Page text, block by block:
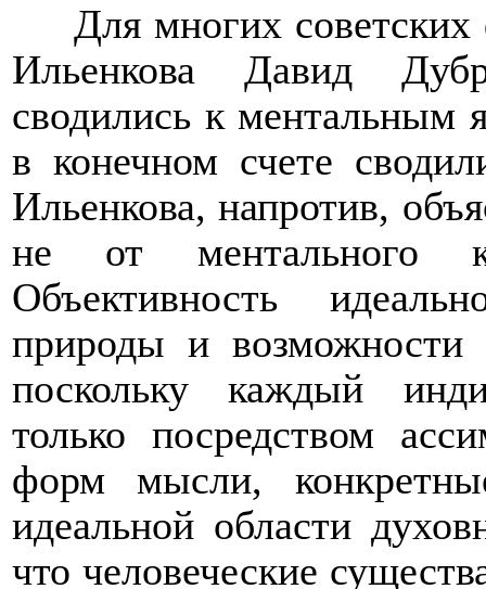
Для многих
Ильенкова Давид
сводились к ментальным
в конечном счете
Ильенкова, напротив,
не от ментального
Объективность
природы и возможности
поскольку каждый
только посредством
форм мысли,
идеальной области
что человеческие